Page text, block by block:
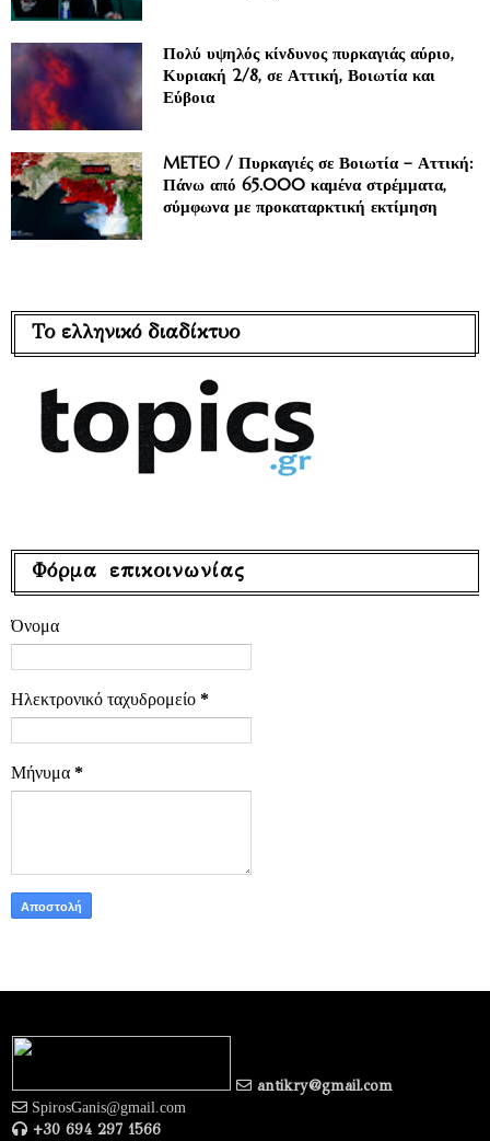
Πολύ υψηλός κίνδυνος πυρκαγιάς αύριο,
Κυριακή 2/8, σε Αττική, Βοιωτία και
Εύβοια
METEO / Πυρκαγιές σε Βοιωτία – Αττική:
Πάνω από 65.000 καμένα στρέμματα,
σύμφωνα με προκαταρκτική εκτίμηση
Το ελληνικό διαδίκτυο
Φόρμα επικοινωνίας
Όνομα
Ηλεκτρονικό ταχυδρομείο *
Μήνυμα *
antikry@gmail.com
SpirosGanis@gmail.com
+30 694 297 1566